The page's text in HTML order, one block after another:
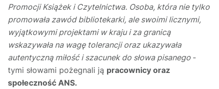
Promocji Książek i Czytelnictwa. Osoba, która nie tylko
promowała zawód bibliotekarki, ale swoimi licznymi,
wyjątkowymi projektami w kraju i za granicą
wskazywała na wagę tolerancji oraz ukazywała
autentyczną miłość i szacunek do słowa pisanego -
tymi słowami pożegnali ją pracownicy oraz
społeczność ANS.